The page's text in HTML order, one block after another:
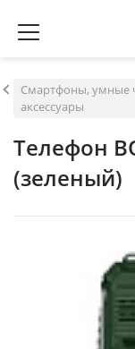
Смартфоны, умные
аксессуары
Телефон
(зеленый)